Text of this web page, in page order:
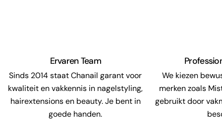
Ervaren Team
Sinds 2014 staat Chanail garant voor
kwaliteit en vakkennis in nagelstyling,
hairextensions en beauty. Je bent in
goede handen.
We kiezen
merken zoals
gebruikt door